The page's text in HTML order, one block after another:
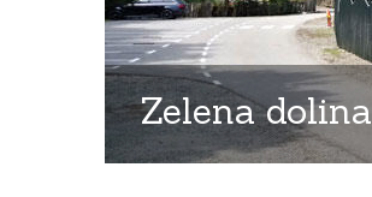
Zelena dolina